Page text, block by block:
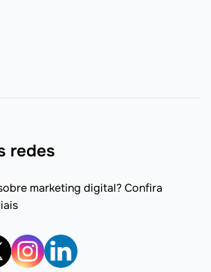
redes
marketing digital? Confira